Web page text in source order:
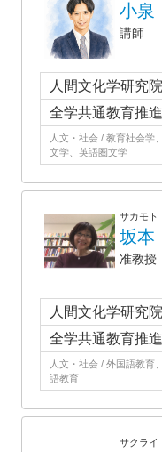
小
講師
人間文化学研究院
全学共通教育推
人文・社会 / 教育社会学
文学、英語圏文学
サカモ
坂
准教授
人間文化学研究院
全学共通教育推
人文・社会 / 外国語教育
語教育
サクラ